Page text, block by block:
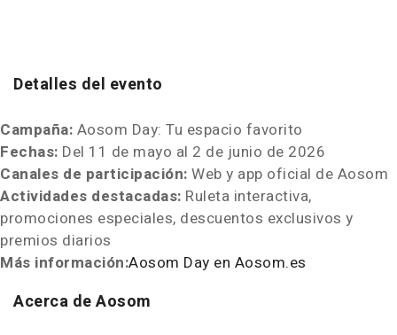
Detalles del evento
Campaña: Aosom Day: Tu espacio favorito
Fechas: Del 11 de mayo al 2 de junio de 2026
Canales de participación: Web y app oficial de Aosom
Actividades destacadas: Ruleta interactiva,
promociones especiales, descuentos exclusivos y
premios diarios
Más información:Aosom Day en Aosom.es
Acerca de Aosom